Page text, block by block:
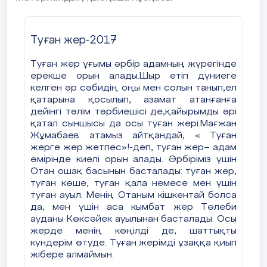
Сабақ бойынша рефлексия
Сабақ / оқу мақсаттары шынайы
ма?
Сабақта кім көп сөйледі: мен бе,
Бұл тарауды сабақ
пайдаланыңыз. Сол
сұрақтарға жауап
Туған жер-2017
Туған жер ұғымы әрбір адамның жүрегінде
ерекше орын алады.Шыр етіп дүниеге
келген әр сәбидің оңы мен солын танып,ел
қатарына қосылып, азамат атанғанға
дейінгі тәлім тәрбиешісі де,қайырымды әрі
қатал сыншысы да осы туған жері.Мағжан
Жұмабаев атамыз айтқандай, « Туған
жерге жер жетпес»!-деп, туған жер– адам
өмірінде киелі орын алады. Әрбіріміз үшін
Отан ошақ басынын басталады: туған жер,
туған көше, туған қала немесе мен үшін
туған ауыл. Менің Отаным кішкентай болса
да, мен үшін аса кымбат жер Төлеби
ауданы Көксәйек ауылынан басталады. Осы
жерде менің көңілді де, шаттықты
күндерім өтуде. Туған жерімді ұзаққа қиып
жібере алмаймын.